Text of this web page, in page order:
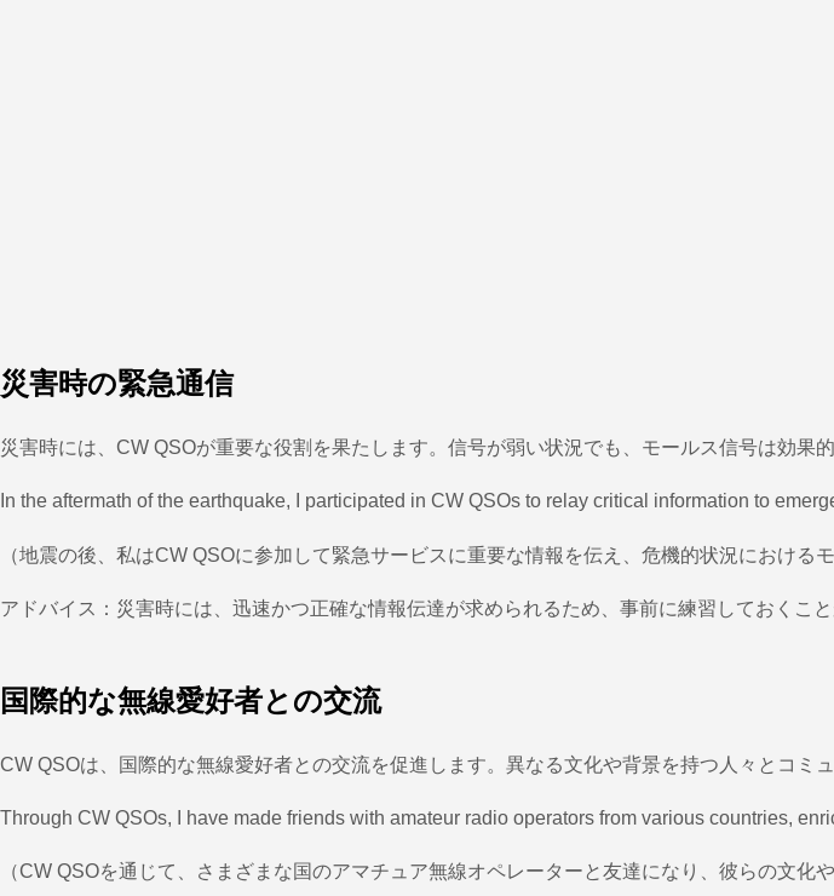
災害時の緊急通信
災害時には、CW QSOが重要な役割を果たします。信号が弱い状況でも、モールス信号は効果
In the aftermath of the earthquake, I participated in CW QSOs to relay critical information to
（地震の後、私はCW QSOに参加して緊急サービスに重要な情報を伝え、危機的状況における
アドバイス：災害時には、迅速かつ正確な情報伝達が求められるため、事前に練習しておくこと
国際的な無線愛好者との交流
CW QSOは、国際的な無線愛好者との交流を促進します。異なる文化や背景を持つ人々とコミ
Through CW QSOs, I have made friends with amateur radio operators from various countries,
（CW QSOを通じて、さまざまな国のアマチュア無線オペレーターと友達になり、彼らの文化